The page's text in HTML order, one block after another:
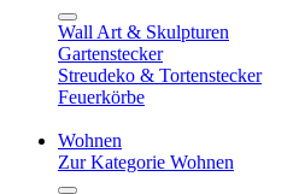
Wall Art & Skulpturen
Gartenstecker
Streudeko & Tortenstecker
Feuerkörbe
Wohnen
Zur Kategorie Wohnen